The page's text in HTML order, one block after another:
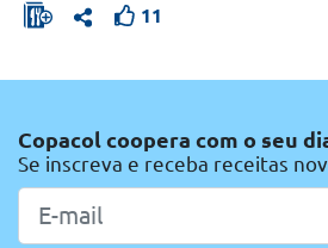
11
Copacol coopera com o seu
Se inscreva e receba receitas